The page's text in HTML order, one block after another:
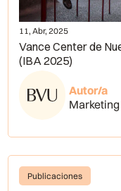
11, Abr, 2025
Vance Center de
(IBA 2025)
Autor/a
Marketing
Publicaciones